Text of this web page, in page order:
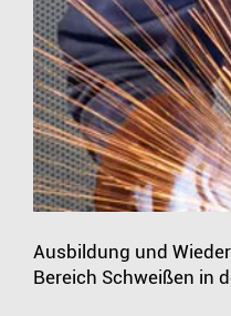
Ausbildung und
Bereich Schweißen in